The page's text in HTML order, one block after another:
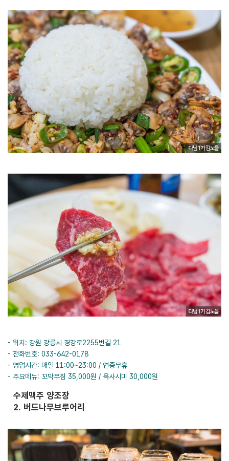
- 위치: 강원 강릉시 경강로2255번길 21
- 전화번호: 033-642-0178
- 영업시간: 매일 11:00~23:00 / 연중무휴
- 주요메뉴: 꼬막무침 35,000원 / 육사시미 30,000원
수제맥주 양조장
2. 버드나무브루어리